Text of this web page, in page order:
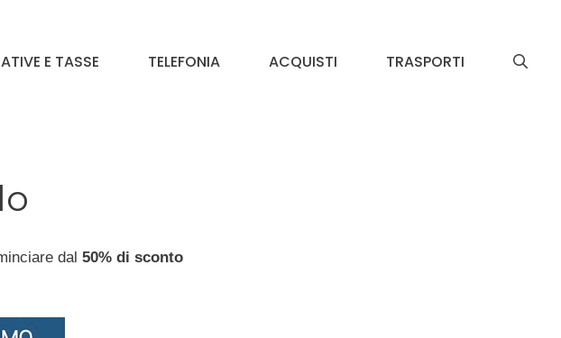
E TASSE TELEFONIA ACQUISTI TRASPORTI
dal 50% di sconto